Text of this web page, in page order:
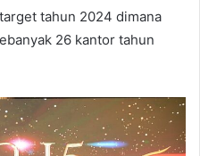
tahun 2024 dimana
26 kantor tahun